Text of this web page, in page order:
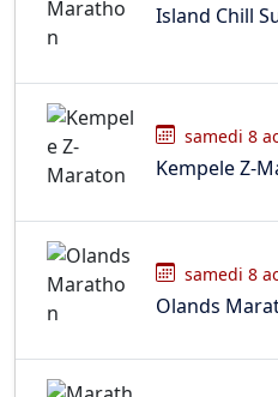
Island Chill
samedi 8
Kempele Z-
samedi 8
Olands